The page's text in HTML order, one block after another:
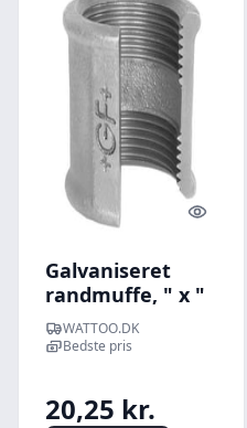
Quick
Galvaniseret
randmuffe, " x "
WATTOO.DK
Bedste pris
20,25 kr.